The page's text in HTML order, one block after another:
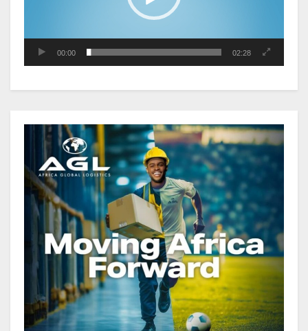
Cameroun : L’encours de la dette
publique s’établit à 15 607 milliards
de FCFA, à fin juin 2026,
acteurs du secteur public pour
améliorer la performance des
projets
Sécurité sociale : Le Gabon et le
Burkina Faso procèdent à la
reddition des comptes des
exercices 2023, 2024 et 2025
Gabon : Les paiements d’intérêts
de la dette absorbent 20 à 30 % des
recettes, tandis que le service
total pourrait atteindre 80 à 115 %
00:00 02:28